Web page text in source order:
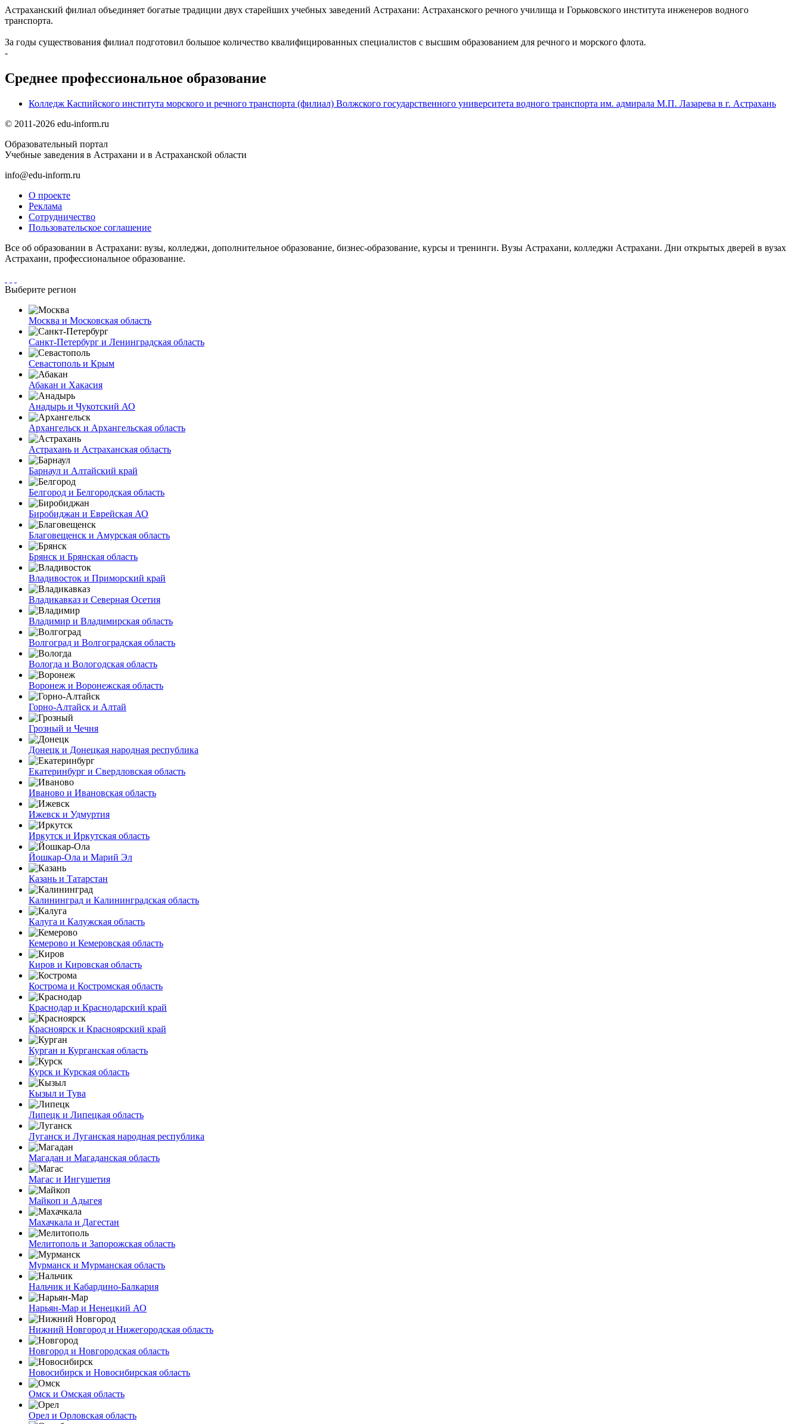
Астраханский филиал объединяет богатые традиции двух старейших учебных заведений Астрахани: Астраханского речного училища и Горьковского института инженеров водного
транспорта.
За годы существования филиал подготовил большое количество квалифицированных специалистов с высшим образованием для речного и морского флота.
-
Среднее профессиональное образование
Колледж Каспийского института морского и речного транспорта (филиал) Волжского государственного университета водного транспорта им. адмирала М.П. Лазарева в г. Астрахань
© 2011-2026 edu-inform.ru
Образовательный портал
Учебные заведения в Астрахани и в Астраханской области
info@edu-inform.ru
О проекте
Реклама
Сотрудничество
Пользовательское соглашение
Все об образовании в Астрахани: вузы, колледжи, дополнительное образование, бизнес-образование, курсы и тренинги. Вузы Астрахани, колледжи Астрахани. Дни открытых дверей в вузах
Астрахани, профессиональное образование.
Выберите регион
Москва и Московская область
Санкт-Петербург и Ленинградская область
Севастополь и Крым
Абакан и Хакасия
Анадырь и Чукотский АО
Архангельск и Архангельская область
Астрахань и Астраханская область
Барнаул и Алтайский край
Белгород и Белгородская область
Биробиджан и Еврейская АО
Благовещенск и Амурская область
Брянск и Брянская область
Владивосток и Приморский край
Владикавказ и Северная Осетия
Владимир и Владимирская область
Волгоград и Волгоградская область
Вологда и Вологодская область
Воронеж и Воронежская область
Горно-Алтайск и Алтай
Грозный и Чечня
Донецк и Донецкая народная республика
Екатеринбург и Свердловская область
Иваново и Ивановская область
Ижевск и Удмуртия
Иркутск и Иркутская область
Йошкар-Ола и Марий Эл
Казань и Татарстан
Калининград и Калининградская область
Калуга и Калужская область
Кемерово и Кемеровская область
Киров и Кировская область
Кострома и Костромская область
Краснодар и Краснодарский край
Красноярск и Красноярский край
Курган и Курганская область
Курск и Курская область
Кызыл и Тува
Липецк и Липецкая область
Луганск и Луганская народная республика
Магадан и Магаданская область
Магас и Ингушетия
Майкоп и Адыгея
Махачкала и Дагестан
Мелитополь и Запорожская область
Мурманск и Мурманская область
Нальчик и Кабардино-Балкария
Нарьян-Мар и Ненецкий АО
Нижний Новгород и Нижегородская область
Новгород и Новгородская область
Новосибирск и Новосибирская область
Омск и Омская область
Орел и Орловская область